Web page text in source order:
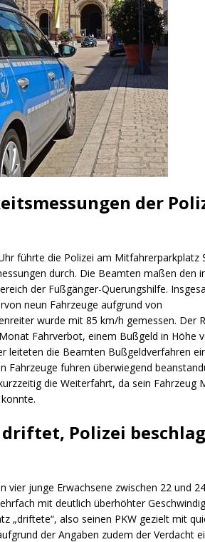
der
führte die Polizei am Mitfahrerparkplatz
durch. Die Beamten maßen den
der Fußgänger-Querungshilfe.
neun Fahrzeuge aufgrund von
wurde mit 85 km/h gemessen. Der
Fahrverbot, einem Bußgeld in Höhe
leiteten die Beamten Bußgeldverfahren
fuhren überwiegend
die Weiterfahrt, da sein Fahrzeug
driftet, Polizei
vier junge Erwachsene zwischen 22 und
mit deutlich überhöhter
„driftete“, also seinen PKW gezielt mit
der Angaben zudem der Verdacht